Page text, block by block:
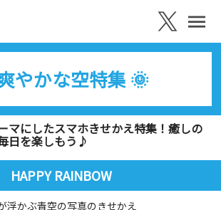
やかな空特集 🌞
マにしたスマホきせかえ特集！癒しの
日を楽しもう♪
HAPPY RAINBOW
浮かぶ青空の写真のきせかえ